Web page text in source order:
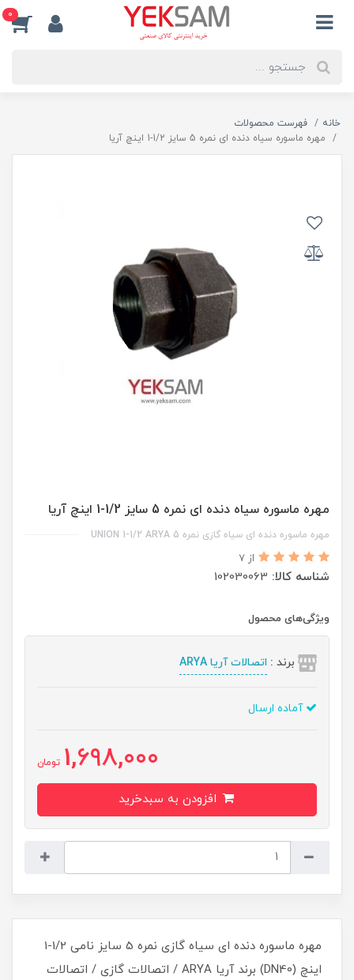
0
خانه
فهرست محصولات
مهره ماسوره سیاه دنده ای نمره 5 سایز 1/2-1 اینچ آریا
مهره ماسوره سیاه دنده ای نمره 5 سایز 1/2-1 اینچ آریا
مهره ماسوره دنده ای سیاه گازی نمره 5 UNION 1-1/2 ARYA
از 7
شناسه کالا: 102030063
ویژگی‌های محصول
برند : اتصالات آریا ARYA
آماده ارسال
1,698,000 تومان
مهره ماسوره دنده ای سیاه گازی نمره 5 سایز نامی 1/2-1
اینچ (DN40) برند آریا ARYA / اتصالات گازی / اتصالات